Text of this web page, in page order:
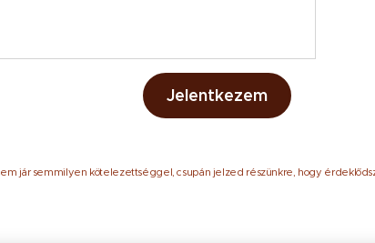
Jelentkezem
jár semmilyen kötelezettséggel, csupán jelzed részünkre, hogy